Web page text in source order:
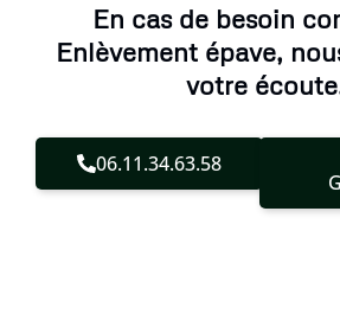
En cas de besoin
Enlèvement épave,
votre
06.11.34.63.58